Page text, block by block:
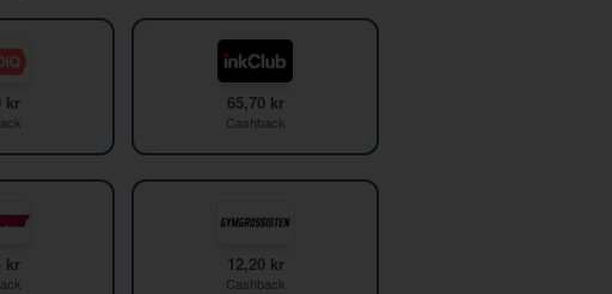
kr 65,70 kr
Cashback
kr 12,20 kr
Cashback